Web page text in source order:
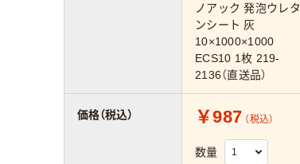
ノアック 発泡ウレタ
ンシート 灰
10×1000×1000
ECS10 1枚 219-
2136（直送品）
￥987 （税込）
数量
価格（税込）